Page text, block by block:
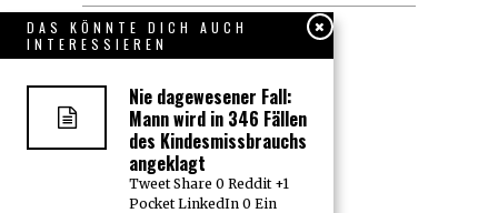
Datenschutzerklärung
KONTAKT
Über uns, den “Wächter”
DAS KÖNNTE DICH AUCH
INTERESSIEREN
Nie dagewesener Fall:
Mann wird in 346 Fällen
des Kindesmissbrauchs
angeklagt
Tweet Share 0 Reddit +1
Pocket LinkedIn 0 Ein